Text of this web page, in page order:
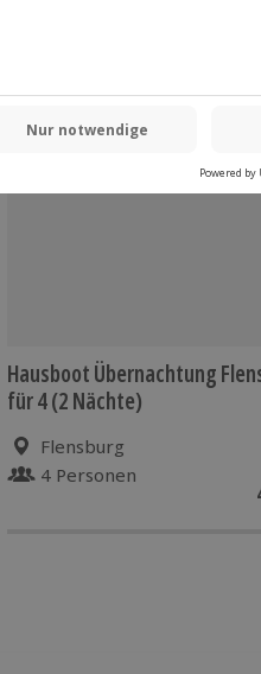
Hausboot Übernachtung
für 4 (2 Nächte)
Flensburg
4 Personen